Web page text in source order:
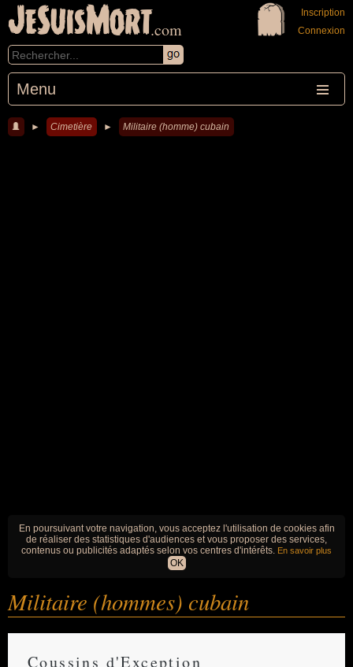
JeSuisMort.com
Menu
Inscription
Connexion
► Cimetière ► Militaire (homme) cubain
En poursuivant votre navigation, vous acceptez l'utilisation de cookies afin
de réaliser des statistiques d'audiences et vous proposer des services,
contenus ou publicités adaptés selon vos centres d'intérêts. En savoir plus
OK
Militaire (hommes) cubain
Coussins d'Exception